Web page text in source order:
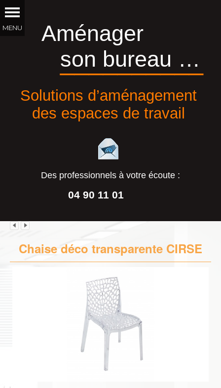
Aménager
son bureau …
Solutions d’aménagement
des espaces de travail
Des professionnels à votre écoute :
04 90 11 01
__________
Chaise déco transparente CIRSE